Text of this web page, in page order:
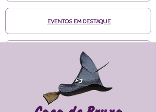
EVENTOS EM DESTAQUE
MÍDIAS CASA DE BRUXA
CURSOS ONLINE HOTMART